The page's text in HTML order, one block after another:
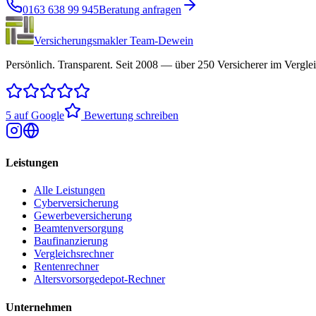
0163 638 99 945Beratung anfragen
Versicherungsmakler Team-Dewein
Persönlich. Transparent. Seit 2008 — über 250 Versicherer im
5 auf Google Bewertung schreiben
Leistungen
Alle Leistungen
Cyberversicherung
Gewerbeversicherung
Beamtenversorgung
Baufinanzierung
Vergleichsrechner
Rentenrechner
Altersvorsorgedepot-Rechner
Unternehmen